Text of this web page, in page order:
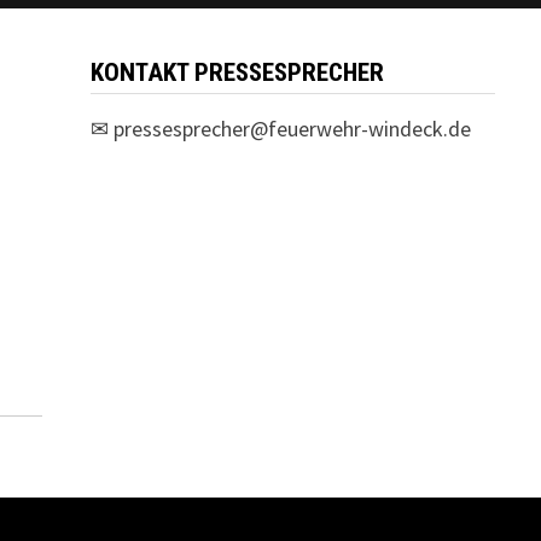
KONTAKT PRESSESPRECHER
✉ pressesprecher@feuerwehr-windeck.de